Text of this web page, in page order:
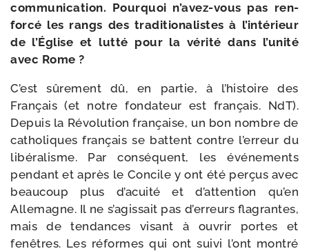
com­mu­ni­ca­tion. Pourquoi n’avez-​vous pas ren­
for­cé les rangs des tra­di­tio­na­listes à l’intérieur
de l’Église et lut­té pour la véri­té dans l’u­ni­té
avec Rome ?
C’est sûre­ment dû, en par­tie, à l’his­toire des
Français (et notre fon­da­teur est fran­çais. NdT).
Depuis la Révolution fran­çaise, un bon nombre de
catho­liques fran­çais se battent contre l’erreur du
libé­ra­lisme. Par consé­quent, les évé­ne­ments
pen­dant et après le Concile y ont été per­çus avec
beau­coup plus d’acuité et d’at­ten­tion qu’en
Allemagne. Il ne s’a­gis­sait pas d’er­reurs fla­grantes,
mais de ten­dances visant à ouvrir portes et
fenêtres. Les réformes qui ont sui­vi l’ont mon­tré